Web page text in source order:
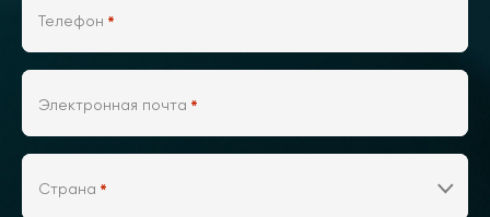
Телефон *
Электронная почта *
Страна *